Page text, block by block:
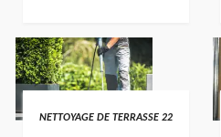
NETTOYAGE DE TERRASSE 22